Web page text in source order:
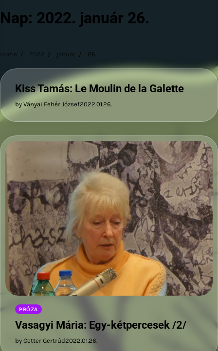
Nap: 2022. január 26.
Home 2022 január 26
Kiss Tamás: Le Moulin de la Galette
by Ványai Fehér József2022.01.26.
PRÓZA
Vasagyi Mária: Egy-kétpercesek /2/
by Cetter Gertrúd2022.01.26.